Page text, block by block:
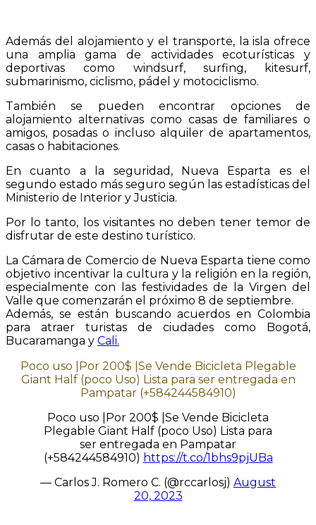
Además del alojamiento y el transporte, la isla ofrece
una amplia gama de actividades ecoturísticas y
deportivas como windsurf, surfing, kitesurf,
submarinismo, ciclismo, pádel y motociclismo.
También se pueden encontrar opciones de
alojamiento alternativas como casas de familiares o
amigos, posadas o incluso alquiler de apartamentos,
casas o habitaciones.
En cuanto a la seguridad, Nueva Esparta es el
segundo estado más seguro según las estadísticas del
Ministerio de Interior y Justicia.
Por lo tanto, los visitantes no deben tener temor de
disfrutar de este destino turístico.
La Cámara de Comercio de Nueva Esparta tiene como
objetivo incentivar la cultura y la religión en la región,
especialmente con las festividades de la Virgen del
Valle que comenzarán el próximo 8 de septiembre.
Además, se están buscando acuerdos en Colombia
para atraer turistas de ciudades como Bogotá,
Bucaramanga y Cali.
Poco uso |Por 200$ |Se Vende Bicicleta Plegable
Giant Half (poco Uso) Lista para ser entregada en
Pampatar (+584244584910)
Poco uso |Por 200$ |Se Vende Bicicleta
Plegable Giant Half (poco Uso) Lista para
ser entregada en Pampatar
(+584244584910) https://t.co/1bhs9pjUBa
— Carlos J. Romero C. (@rccarlosj) August
20, 2023